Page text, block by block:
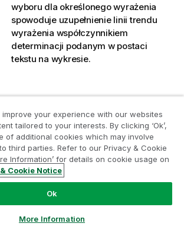
wyboru dla określonego wyrażenia
spowoduje uzupełnienie linii trendu
wyrażenia współczynnikiem
determinacji podanym w postaci
tekstu na wykresie.
legendzie: Jeśli używanych jest kilka
wówczas wybranie tej opcji powoduje
legendy przedstawiającej
oraz odpowiadające im kolory obok
statystyczny:
to pole wyboru, aby używać rozkładu
Modernizacji
bez szkody dla Twoich
QlikView za pomocą programu
Program.
lub skontaktuj się z nami:
your experience with our websites
tailored to your interests. By clicking ‘Ok’,
of additional cookies which may involve
third parties. Refer to our Privacy & Cookie
Information’ for details on cookie usage on
Cookie Notice
Ok
More Information